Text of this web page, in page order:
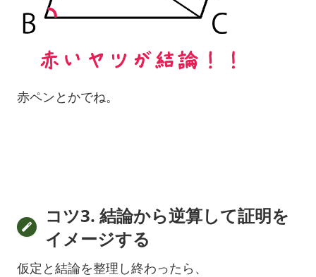
赤ペンとかでね。
コツ3. 結論から逆算して証明を
イメージする
仮定と結論を整理し終わったら、